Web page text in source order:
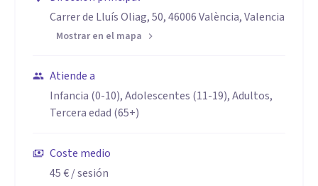
Carrer de Lluís Oliag, 50, 46006 València, Valencia
Mostrar en el mapa
Atiende a
Infancia (0-10), Adolescentes (11-19), Adultos,
Tercera edad (65+)
Coste medio
45 €/ sesión